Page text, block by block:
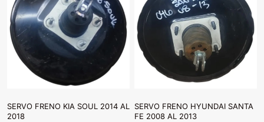
SERVO FRENO KIA SOUL 2014 AL
2018
SERVO FRENO HYUNDAI SANTA
FE 2008 AL 2013